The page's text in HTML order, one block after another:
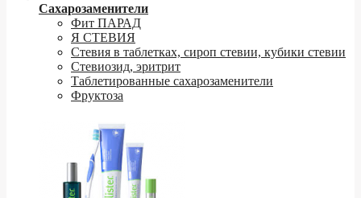
Сахарозаменители
Фит ПАРАД
Я СТЕВИЯ
Стевия в таблетках, сироп стевии, кубики стевии
Стевиозид, эритрит
Таблетированные сахарозаменители
Фруктоза